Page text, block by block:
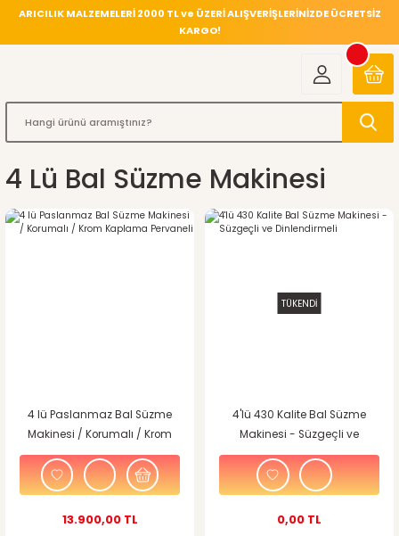
ARICILIK MALZEMELERİ 2000 TL ve ÜZERİ ALIŞVERİŞLERİNİZDE ÜCRETSİZ
KARGO!
4 Lü Bal Süzme Makinesi
4 lü Paslanmaz Bal Süzme
Makinesi / Korumalı / Krom
Kaplama Pervaneli
13.900,00 TL
TÜKENDİ
4'lü 430 Kalite Bal Süzme
Makinesi - Süzgeçli ve
Dinlendirmeli
0,00 TL